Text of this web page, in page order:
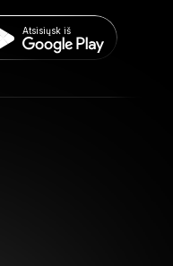
Atsisiųsk iš